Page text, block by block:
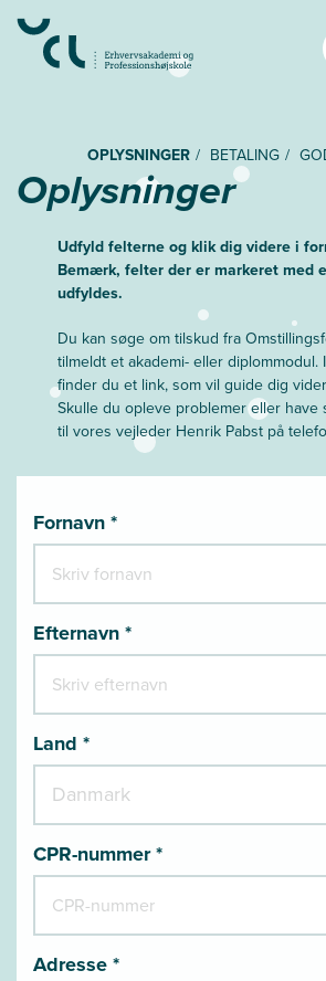
hovedindhold
OPLYSNINGER BETALING
Oplysninger
Udfyld felterne og klik dig videre i
Bemærk, felter der er markeret med
udfyldes.
Du kan søge om tilskud fra
tilmeldt et akademi- eller diplommodul.
finder du et link, som vil guide dig
Skulle du opleve problemer eller have
til vores vejleder Henrik Pabst på
Fornavn *
Efternavn *
Land *
CPR-nummer *
Adresse *